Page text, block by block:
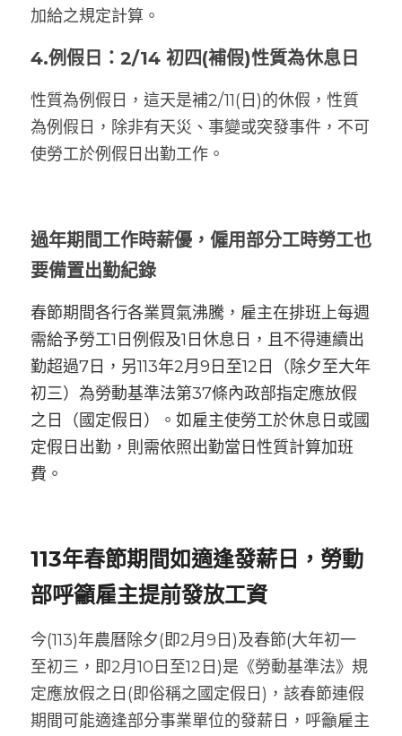
加給之規定計算。
4.例假日 ：2/14 初四(補假)性質為休息日
性質為例假日，這天是補2/11(日)的休假，性質
為例假日，除非有天災、事變或突發事件，不可
使勞工於例假日出勤工作。
過年期間工作時薪優，僱用部分工時勞工也
要備置出勤紀錄
春節期間各行各業買氣沸騰，雇主在排班上每週
需給予勞工1日例假及1日休息日，且不得連續出
勤超過7日，另113年2月9日至12日（除夕至大年
初三）為勞動基準法第37條內政部指定應放假
之日（國定假日）。如雇主使勞工於休息日或國
定假日出勤，則需依照出勤當日性質計算加班
費。
113年春節期間如適逢發薪日，勞動
部呼籲雇主提前發放工資
今(113)年農曆除夕(即2月9日)及春節(大年初一
至初三，即2月10日至12日)是《勞動基準法》規
定應放假之日(即俗稱之國定假日)，該春節連假
期間可能適逢部分事業單位的發薪日，呼籲雇主